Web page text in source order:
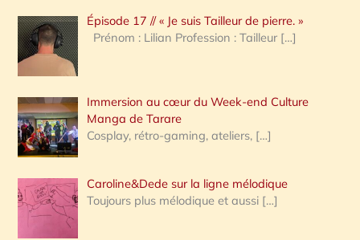
h
e
:
Épisode 17 // « Je suis Tailleur de pierre. »
Prénom : Lilian Profession : Tailleur […]
Immersion au cœur du Week-end Culture
Manga de Tarare
Cosplay, rétro-gaming, ateliers, […]
Caroline&Dede sur la ligne mélodique
Toujours plus mélodique et aussi […]